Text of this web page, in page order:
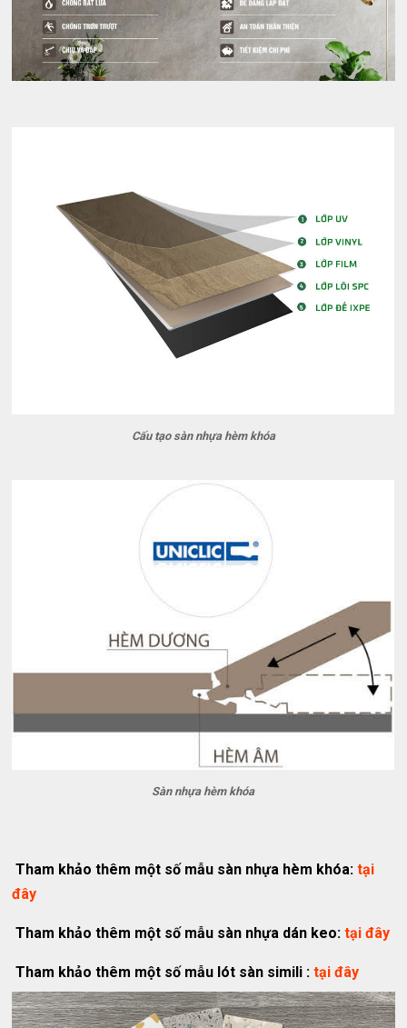
Cấu tạo sàn nhựa hèm khóa
Sàn nhựa hèm khóa
Tham khảo thêm một số mẫu sàn nhựa hèm khóa:tại
đây
Tham khảo thêm một số mẫu sàn nhựa dán keo:tại đây
Tham khảo thêm một số mẫu lót sàn simili :tại đây